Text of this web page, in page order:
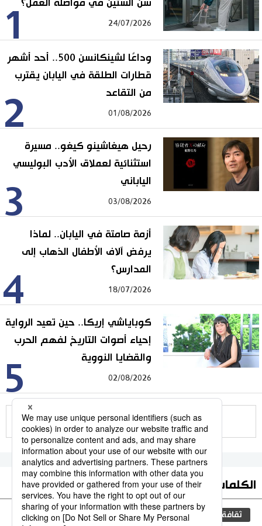
1سن الستين في مواصلة العمل؟
24/07/2026
2
وداعًا لشينكانسن 500.. أحد أشهر
قطارات الطلقة في اليابان يقترب
من التقاعد
01/08/2026
3
رحيل هيغاشينو كيغو.. مسيرة
استثنائية لعملاق الأدب البوليسي
الياباني
03/08/2026
4
أزمة صامتة في اليابان.. لماذا
يرفض آلاف الأطفال الذهاب إلى
المدارس؟
18/07/2026
5
كوباياشي إريكا.. حين تعيد الرواية
إحياء أصوات التاريخ لفهم الحرب
والقضايا النووية
02/08/2026
للمزيد
الكلمات الأكثر بحثا
ثقافة مجتمع اليابان التعليم الياباني